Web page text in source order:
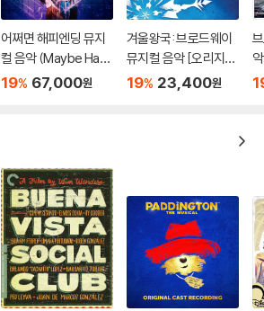
어쩌면 해피엔딩 뮤지
컬 음악 (Maybe Hap
py Ending - Orignal
19% 67,000원
겨울왕국: 브로드웨이
뮤지컬 음악 [오리지널
캐스트 레코딩] (Froz
19% 23,400원